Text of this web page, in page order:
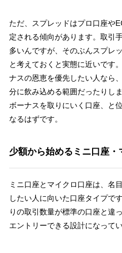
ただ、スプレッドはプロ口座や
定される傾向があります。取引
多いんですが、そのぶんスプレ
と考えておくと実態に近いです
ナスの恩恵を優先したい人なら
分に飲み込める範囲だったりし
ボーナスを取りにいく口座、と
なるはずです。
少額から始めるミニ口座・
ミニ口座とマイクロ口座は、名
したい人に向いた口座タイプで
りの取引数量が標準の口座と違
エントリーできる設計になってい